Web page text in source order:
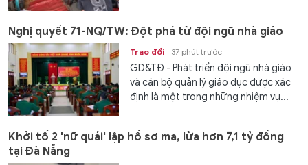
Nghị quyết 71-NQ/TW: Đột phá từ đội ngũ nhà giáo
Trao đổi 37 phút trước
GD&TĐ - Phát triển đội ngũ nhà giáo
và cán bộ quản lý giáo dục được xác
định là một trong những nhiệm vụ...
Khởi tố 2 'nữ quái' lập hồ sơ ma, lừa hơn 7,1 tỷ đồng
tại Đà Nẵng